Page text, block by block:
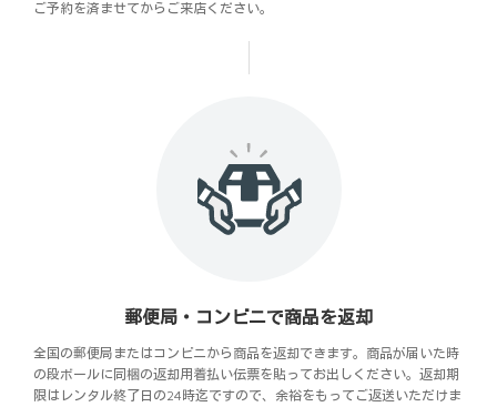
ご予約を済ませてからご来店ください。
郵便局・コンビニで商品を返却
全国の郵便局またはコンビニから商品を返却できます。商品が届いた時
の段ボールに同梱の返却用着払い伝票を貼ってお出しください。返却期
限はレンタル終了日の24時迄ですので、余裕をもってご返送いただけま